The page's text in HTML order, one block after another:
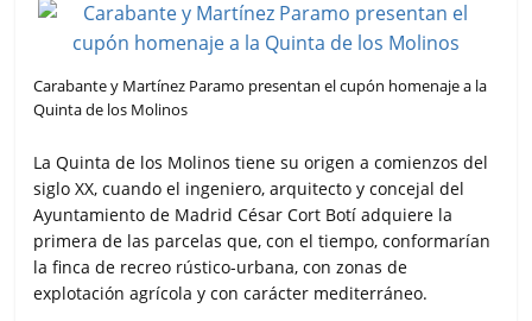
Carabante y Martínez Paramo presentan el cupón homenaje a la
Quinta de los Molinos
La Quinta de los Molinos tiene su origen a comienzos del
siglo XX, cuando el ingeniero, arquitecto y concejal del
Ayuntamiento de Madrid César Cort Botí adquiere la
primera de las parcelas que, con el tiempo, conformarían
la finca de recreo rústico-urbana, con zonas de
explotación agrícola y con carácter mediterráneo.